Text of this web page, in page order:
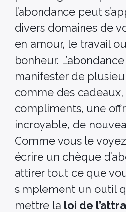
l’abondance peut
divers domaines de
en amour, le travail
bonheur.
manifester de
comme des cadeaux,
compliments, une
incroyable, de
Comme vous le
écrire un chèque
attirer tout ce que
simplement un outil
mettre la loi de